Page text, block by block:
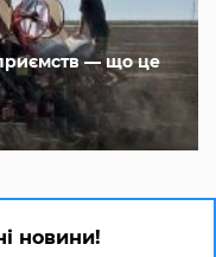
— що це
новини!